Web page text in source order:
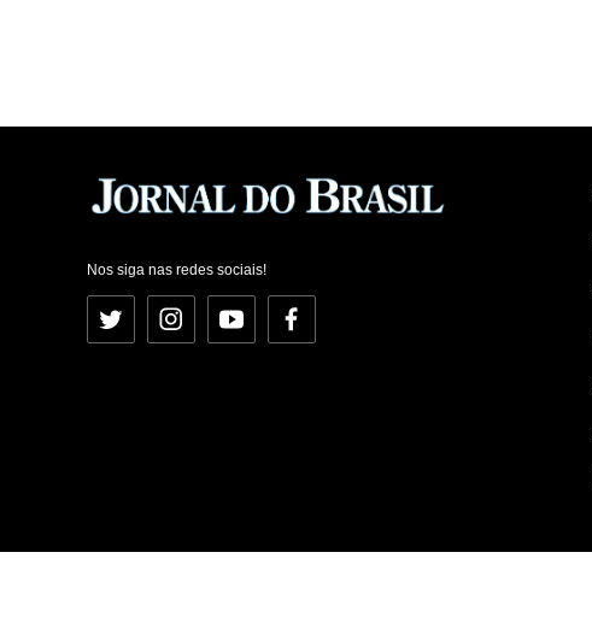
Nos siga nas redes sociais!
Twitter InstagramYouTubeFacebook